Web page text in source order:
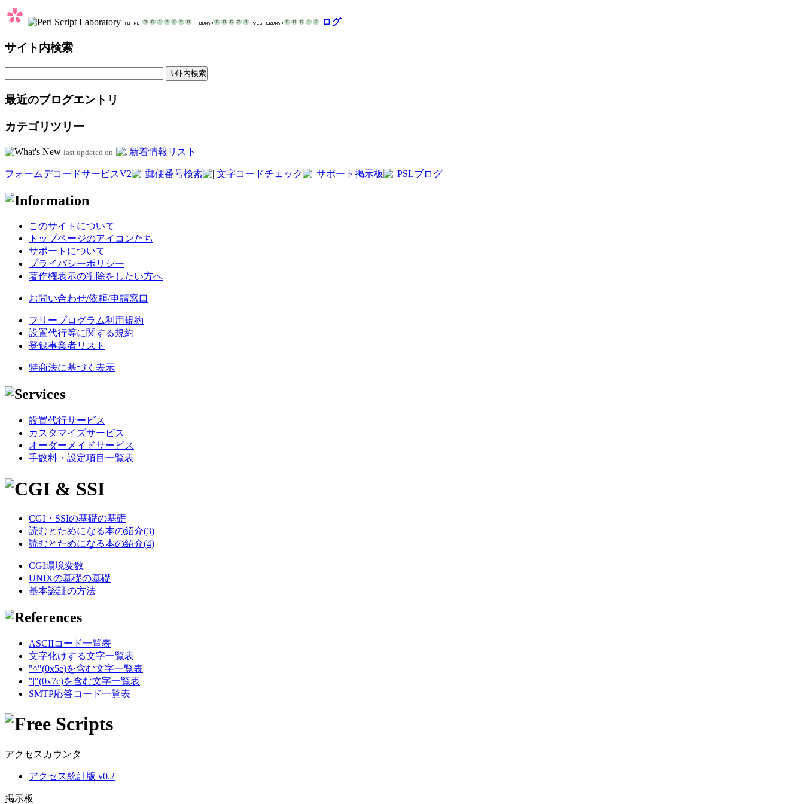
ログ
サイト内検索
最近のブログエントリ
カテゴリツリー
last updated on 新着情報リスト
フォームデコードサービスV2 郵便番号検索 文字コードチェック サポート掲示板 PSLブログ
このサイトについて
トップページのアイコンたち
サポートについて
プライバシーポリシー
著作権表示の削除をしたい方へ
お問い合わせ/依頼/申請窓口
フリープログラム利用規約
設置代行等に関する規約
登録事業者リスト
特商法に基づく表示
設置代行サービス
カスタマイズサービス
オーダーメイドサービス
手数料・設定項目一覧表
CGI・SSIの基礎の基礎
読むとためになる本の紹介(3)
読むとためになる本の紹介(4)
CGI環境変数
UNIXの基礎の基礎
基本認証の方法
ASCIIコード一覧表
文字化けする文字一覧表
"^"(0x5e)を含む文字一覧表
"|"(0x7c)を含む文字一覧表
SMTP応答コード一覧表
アクセスカウンタ
アクセス統計版 v0.2
掲示板